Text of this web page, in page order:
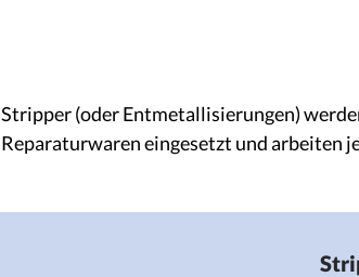
Stripper (oder Entmetallisierungen)
Reparaturwaren eingesetzt und arbeiten